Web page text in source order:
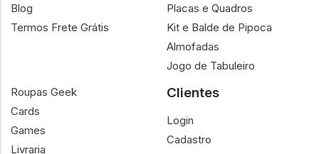
Blog
Termos Frete Grátis
Placas e Quadros
Kit e Balde de Pipoca
Almofadas
Jogo de Tabuleiro
Roupas Geek
Cards
Games
Livraria
Clientes
Login
Cadastro